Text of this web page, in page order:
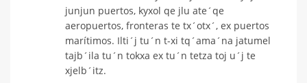
junjun puertos, kyxol qe jlu ate´qe
aeropuertos, fronteras te tx´otx´, ex puertos
marítimos. Ilti´j tu´n t-xi tq´ama´na jatumel
tajb´ila tu´n tokxa ex tu´n tetza toj u´j te
xjelb´itz.